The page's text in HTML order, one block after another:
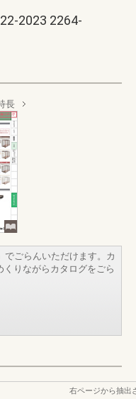
2023 2264-
長
でごらんいただけます。カ
りながらカタログをごら
右ページから抽出